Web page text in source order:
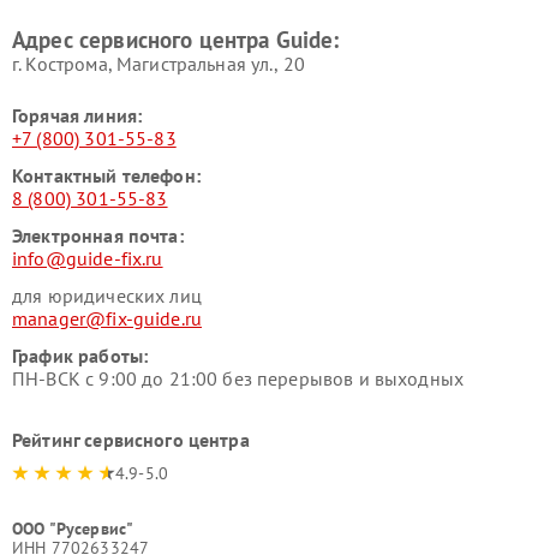
Адрес сервисного центра Guide:
г. Кострома, Магистральная ул., 20
Горячая линия:
+7 (800) 301-55-83
Контактный телефон:
8 (800) 301-55-83
Электронная почта:
info@guide-fix.ru
для юридических лиц
manager@fix-guide.ru
График работы:
ПН-ВСК с 9:00 до 21:00 без перерывов и выходных
Рейтинг сервисного центра
4.9-5.0
ООО "Русервис"
ИНН 7702633247